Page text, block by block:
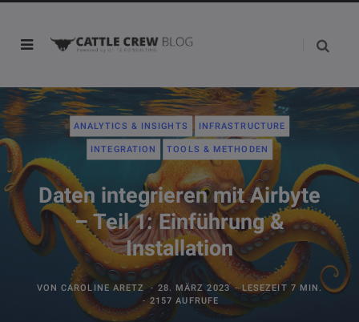
ANALYTICS & INSIGHTS INFRASTRUCTURE
INTEGRATION TOOLS & METHODEN
Daten integrieren mit Airbyte
– Teil 1: Einführung &
Installation
VONCAROLINE ARETZ 28. MÄRZ 2023
LESEZEIT 7 MIN.
2157 AUFRUFE